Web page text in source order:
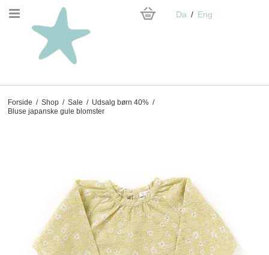
Da Eng
Forside / Shop / Sale / Udsalg børn 40% /
Bluse japanske gule blomster